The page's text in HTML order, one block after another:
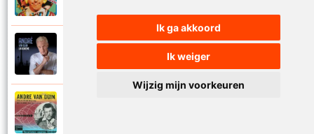
Ik ga akkoord
Ik weiger
Wijzig mijn voorkeuren
Andre Van Duin